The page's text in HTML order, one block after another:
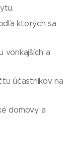
ktorých sa
vonkajších a
účastníkov na
domovy a